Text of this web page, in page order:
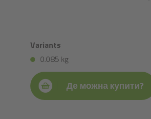
Variants
0.085 kg
Де можна купити?